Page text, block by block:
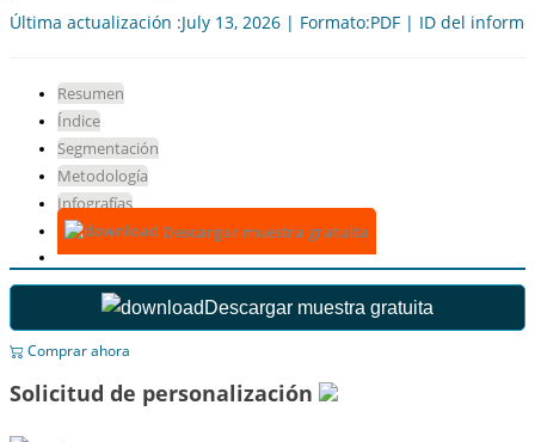
Última actualización :July 13, 2026 | Formato:PDF | ID del
Resumen
Índice
Segmentación
Metodología
Infografías
Descargar muestra gratuita
Descargar muestra gratuita
Comprar ahora
Solicitud de personalización